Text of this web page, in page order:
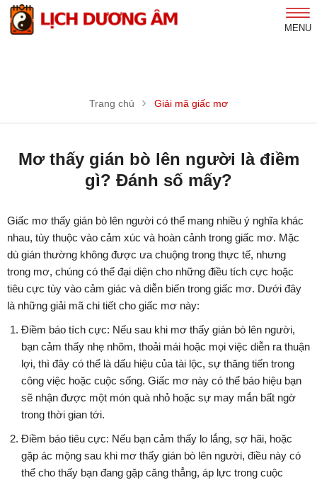
MENU
Trang chủ Giải mã giấc mơ
Mơ thấy gián bò lên người là điềm
gì? Đánh số mấy?
Giấc mơ thấy gián bò lên người có thể mang nhiều ý nghĩa khác
nhau, tùy thuộc vào cảm xúc và hoàn cảnh trong giấc mơ. Mặc
dù gián thường không được ưa chuộng trong thực tế, nhưng
trong mơ, chúng có thể đại diện cho những điều tích cực hoặc
tiêu cực tùy vào cảm giác và diễn biến trong giấc mơ. Dưới đây
là những giải mã chi tiết cho giấc mơ này:
Điềm báo tích cực: Nếu sau khi mơ thấy gián bò lên người,
bạn cảm thấy nhẹ nhõm, thoải mái hoặc mọi việc diễn ra thuận
lợi, thì đây có thể là dấu hiệu của tài lộc, sự thăng tiến trong
công việc hoặc cuộc sống. Giấc mơ này có thể báo hiệu bạn
sẽ nhận được một món quà nhỏ hoặc sự may mắn bất ngờ
trong thời gian tới.
Điềm báo tiêu cực: Nếu bạn cảm thấy lo lắng, sợ hãi, hoặc
gặp ác mộng sau khi mơ thấy gián bò lên người, điều này có
thể cho thấy bạn đang gặp căng thẳng, áp lực trong cuộc